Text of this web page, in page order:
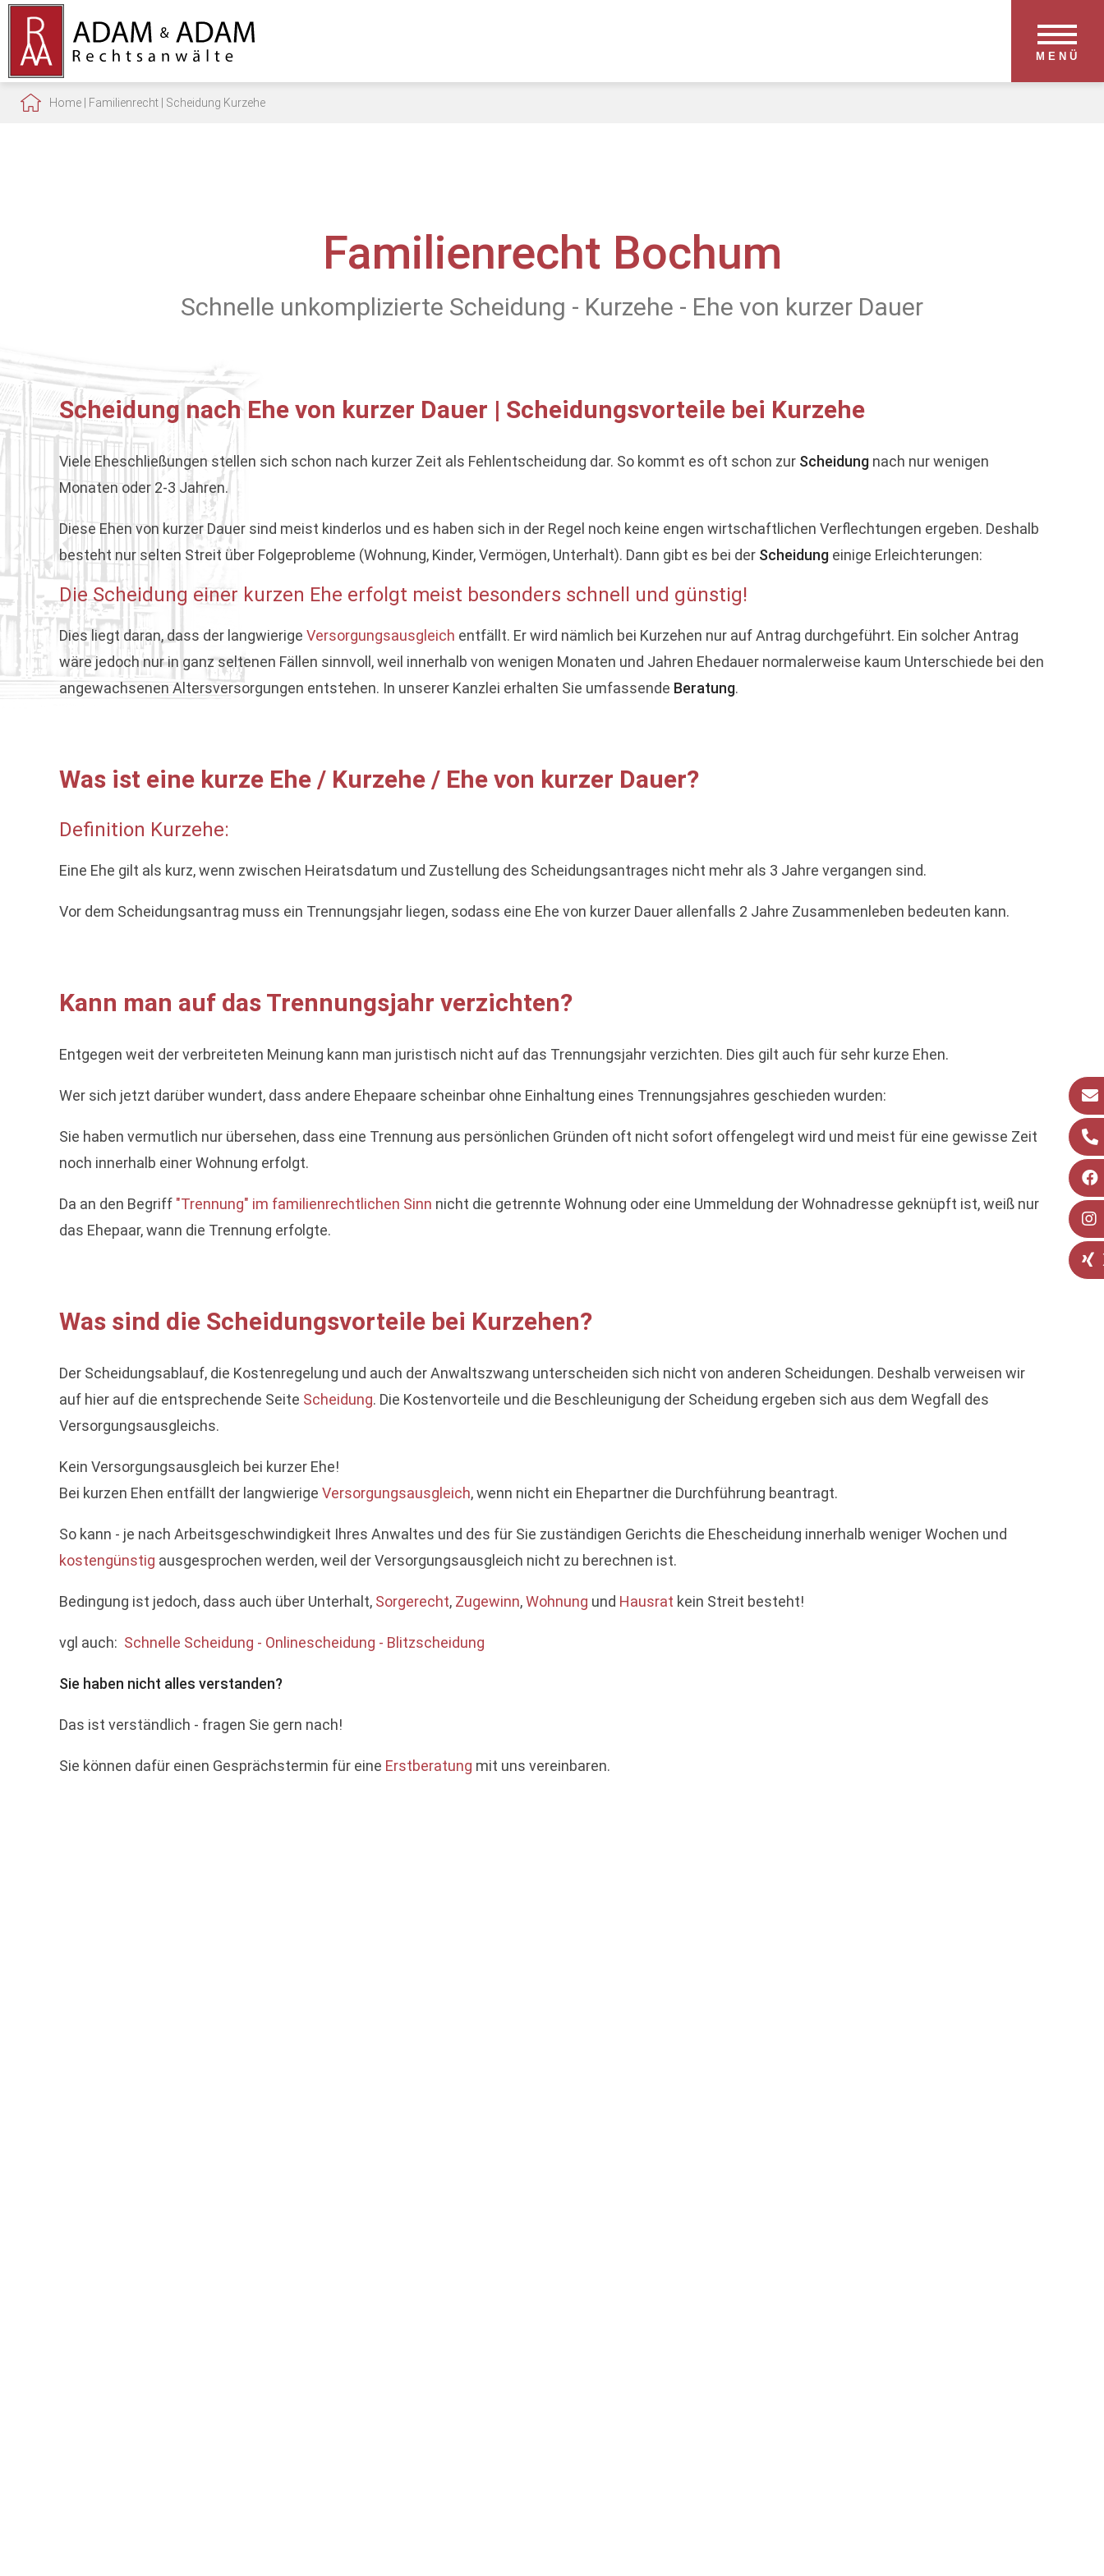
MENÜ
Home Familienrecht Scheidung Kurzehe
Familienrecht Bochum
Schnelle unkomplizierte Scheidung - Kurzehe - Ehe von kurzer Dauer
Scheidung nach Ehe von kurzer Dauer | Scheidungsvorteile bei Kurzehe
Viele Eheschließungen stellen sich schon nach kurzer Zeit als Fehlentscheidung dar. So kommt es oft schon zur Scheidung nach nur wenigen
Monaten oder 2-3 Jahren.
Diese Ehen von kurzer Dauer sind meist kinderlos und es haben sich in der Regel noch keine engen wirtschaftlichen Verflechtungen ergeben. Deshalb
besteht nur selten Streit über Folgeprobleme (Wohnung, Kinder, Vermögen, Unterhalt). Dann gibt es bei der Scheidung einige Erleichterungen:
Die Scheidung einer kurzen Ehe erfolgt meist besonders schnell und günstig!
Dies liegt daran, dass der langwierige Versorgungsausgleich entfällt. Er wird nämlich bei Kurzehen nur auf Antrag durchgeführt. Ein solcher Antrag
wäre jedoch nur in ganz seltenen Fällen sinnvoll, weil innerhalb von wenigen Monaten und Jahren Ehedauer normalerweise kaum Unterschiede bei den
angewachsenen Altersversorgungen entstehen. In unserer Kanzlei erhalten Sie umfassende Beratung.
Was ist eine kurze Ehe / Kurzehe / Ehe von kurzer Dauer?
Definition Kurzehe:
Eine Ehe gilt als kurz, wenn zwischen Heiratsdatum und Zustellung des Scheidungsantrages nicht mehr als 3 Jahre vergangen sind.
Vor dem Scheidungsantrag muss ein Trennungsjahr liegen, sodass eine Ehe von kurzer Dauer allenfalls 2 Jahre Zusammenleben bedeuten kann.
Kann man auf das Trennungsjahr verzichten?
Entgegen weit der verbreiteten Meinung kann man juristisch nicht auf das Trennungsjahr verzichten. Dies gilt auch für sehr kurze Ehen.
Wer sich jetzt darüber wundert, dass andere Ehepaare scheinbar ohne Einhaltung eines Trennungsjahres geschieden wurden:
Sie haben vermutlich nur übersehen, dass eine Trennung aus persönlichen Gründen oft nicht sofort offengelegt wird und meist für eine gewisse Zeit
noch innerhalb einer Wohnung erfolgt.
Da an den Begriff "Trennung" im familienrechtlichen Sinn nicht die getrennte Wohnung oder eine Ummeldung der Wohnadresse geknüpft ist, weiß nur
das Ehepaar, wann die Trennung erfolgte.
Was sind die Scheidungsvorteile bei Kurzehen?
Der Scheidungsablauf, die Kostenregelung und auch der Anwaltszwang unterscheiden sich nicht von anderen Scheidungen. Deshalb verweisen wir
auf hier auf die entsprechende Seite Scheidung. Die Kostenvorteile und die Beschleunigung der Scheidung ergeben sich aus dem Wegfall des
Versorgungsausgleichs.
Kein Versorgungsausgleich bei kurzer Ehe!
Bei kurzen Ehen entfällt der langwierige Versorgungsausgleich, wenn nicht ein Ehepartner die Durchführung beantragt.
So kann - je nach Arbeitsgeschwindigkeit Ihres Anwaltes und des für Sie zuständigen Gerichts die Ehescheidung innerhalb weniger Wochen und
kostengünstig ausgesprochen werden, weil der Versorgungsausgleich nicht zu berechnen ist.
Bedingung ist jedoch, dass auch über Unterhalt, Sorgerecht, Zugewinn,Wohnung und Hausrat kein Streit besteht!
vgl auch: Schnelle Scheidung - Onlinescheidung - Blitzscheidung
Sie haben nicht alles verstanden?
Das ist verständlich - fragen Sie gern nach!
Sie können dafür einen Gesprächstermin für eine Erstberatung mit uns vereinbaren.